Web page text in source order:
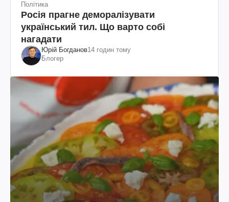
Політика
Росія прагне деморалізувати
український тил. Що варто собі
нагадати
Юрій Богданов14 годин тому
Блогер